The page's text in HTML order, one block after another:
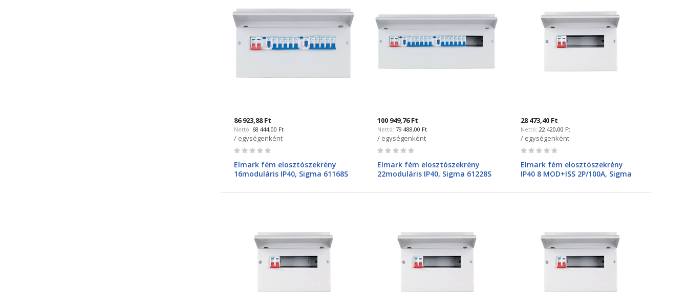
86 923,88 Ft
68 444,00 Ft
/ egységenként
Rating:
Elmark fém elosztószekrény
16moduláris IP40, Sigma 61168S
100 949,76 Ft
79 488,00 Ft
/ egységenként
Rating:
Elmark fém elosztószekrény
22moduláris IP40, Sigma 61228S
28 473,40 Ft
22 420,00 Ft
/ egységenként
Rating:
Elmark fém elosztószekrény
IP40 8 MOD+ISS 2P/100A, Sigma